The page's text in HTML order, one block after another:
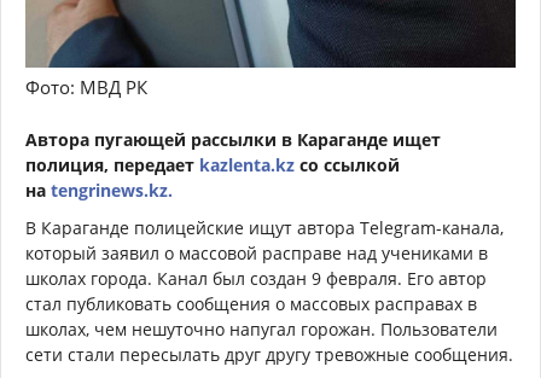
Фото: МВД РК
Автора пугающей рассылки в Караганде ищет
полиция, передает kazlenta.kz со ссылкой
на tengrinews.kz.
В Караганде полицейские ищут автора Telegram-канала,
который заявил о массовой расправе над учениками в
школах города. Канал был создан 9 февраля. Его автор
стал публиковать сообщения о массовых расправах в
школах, чем нешуточно напугал горожан. Пользователи
сети стали пересылать друг другу тревожные сообщения.